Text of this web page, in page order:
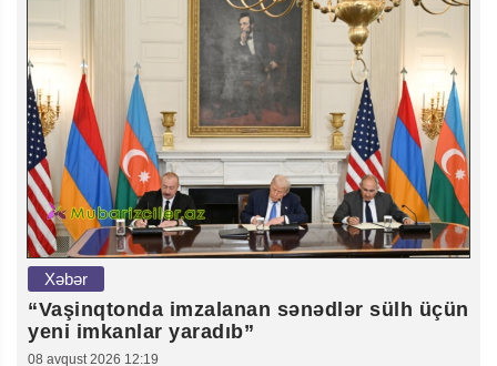
Xəbər
“Vaşinqtonda imzalanan sənədlər sülh üçün
yeni imkanlar yaradıb”
08 avqust 2026 12:19